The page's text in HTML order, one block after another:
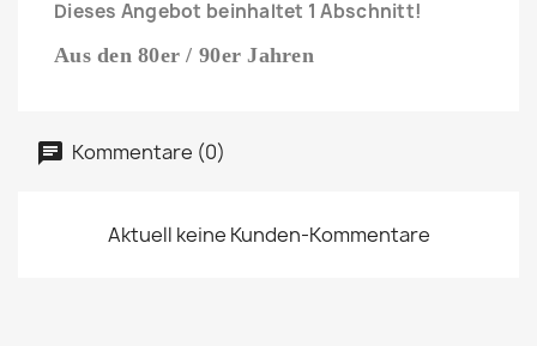
Dieses Angebot beinhaltet 1 Abschnitt!
Aus den 80er / 90er Jahren
Kommentare (0)
Aktuell keine Kunden-Kommentare